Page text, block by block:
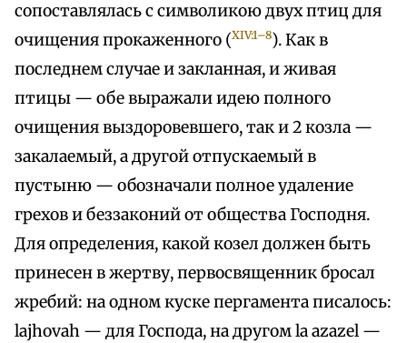
сопоставлялась с символикою двух птиц для
очищения прокаженного (XIV:1–8). Как в
последнем случае и закланная, и живая
птицы — обе выражали идею полного
очищения выздоровевшего, так и 2 козла —
закалаемый, а другой отпускаемый в
пустыню — обозначали полное удаление
грехов и беззаконий от общества Господня.
Для определения, какой козел должен быть
принесен в жертву, первосвященник бросал
жребий: на одном куске пергамента писалось:
lajhovah — для Господа, на другом la azazel —